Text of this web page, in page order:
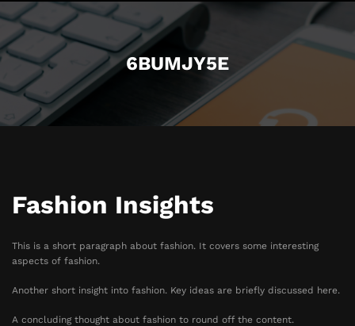
6BUMJY5E
Fashion Insights
This is a short paragraph about fashion. It covers some interesting
aspects of fashion.
Another short insight into fashion. Key ideas are briefly discussed here.
A concluding thought about fashion to round off the content.